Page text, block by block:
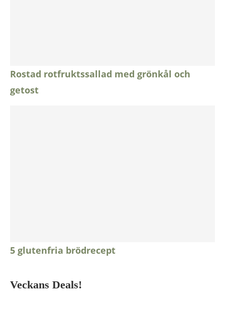
Rostad rotfruktssallad med grönkål och
getost
5 glutenfria brödrecept
Veckans Deals!